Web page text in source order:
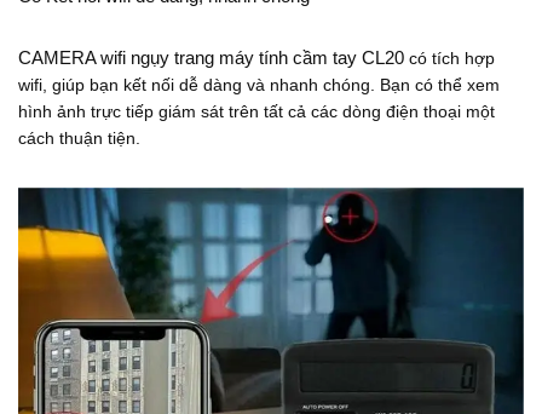
CAMERA wifi ngụy trang máy tính cầm tay CL20 có tích hợp
wifi, giúp bạn kết nối dễ dàng và nhanh chóng. Bạn có thể xem
hình ảnh trực tiếp giám sát trên tất cả các dòng điện thoại một
cách thuận tiện.